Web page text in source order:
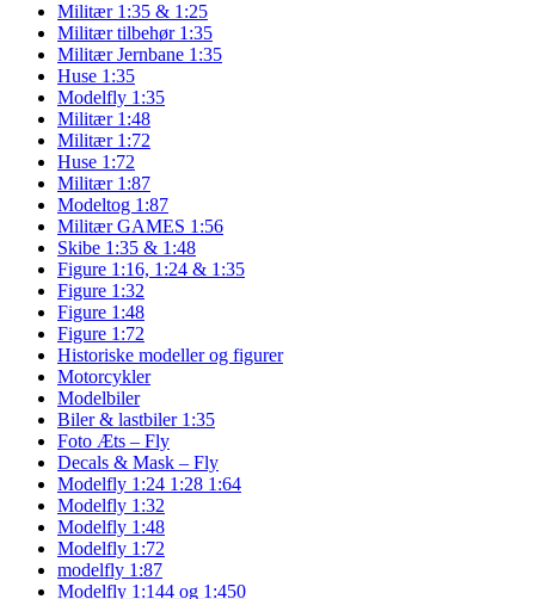
Militær 1:35 & 1:25
Militær tilbehør 1:35
Militær Jernbane 1:35
Huse 1:35
Modelfly 1:35
Militær 1:48
Militær 1:72
Huse 1:72
Militær 1:87
Modeltog 1:87
Militær GAMES 1:56
Skibe 1:35 & 1:48
Figure 1:16, 1:24 & 1:35
Figure 1:32
Figure 1:48
Figure 1:72
Historiske modeller og figurer
Motorcykler
Modelbiler
Biler & lastbiler 1:35
Foto Æts – Fly
Decals & Mask – Fly
Modelfly 1:24 1:28 1:64
Modelfly 1:32
Modelfly 1:48
Modelfly 1:72
modelfly 1:87
Modelfly 1:144 og 1:450